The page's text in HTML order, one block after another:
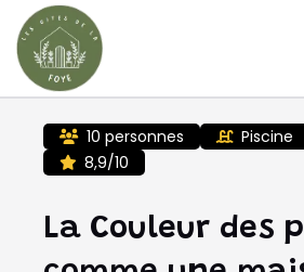
Skip
to
10 personnes Piscine
8,9/10
La Couleur des